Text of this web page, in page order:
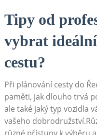
Tipy od
vybrat
cestu?
Při plánování cesty do
paměti, jak dlouho trvá
ale také jaký typ vozidla
vašeho